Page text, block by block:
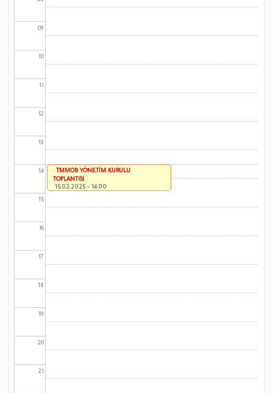
09
10
11
12
13
14
15
16
17
18
19
20
21
TMMOB YÖNETİM KURULU
TOPLANTISI
15.02.2025 - 14:00